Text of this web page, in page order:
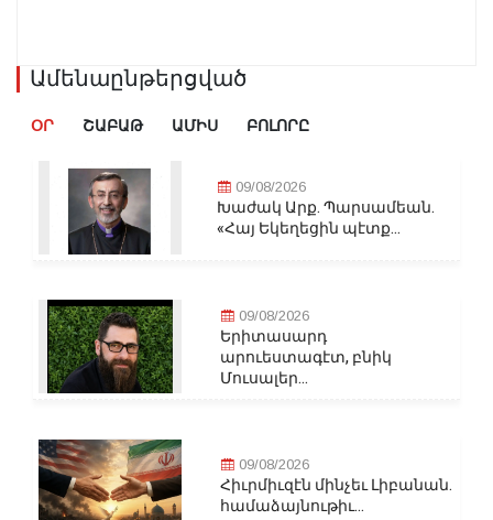
Ամենաընթերցված
ՕՐ ՇԱԲԱԹ ԱՄԻՍ ԲՈԼՈՐԸ
09/08/2026
Խաժակ Արք. Պարսամեան.
«Հայ Եկեղեցին պէտք...
09/08/2026
Երիտասարդ
արուեստագէտ, բնիկ
Մուսալեր...
09/08/2026
Հիւրմիւզէն մինչեւ Լիբանան.
համաձայնութիւ...